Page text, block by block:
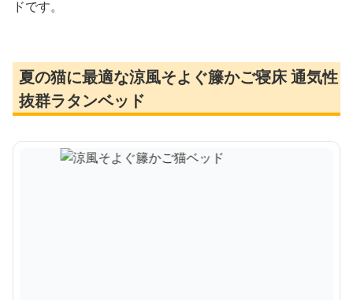
ドです。
夏の猫に最適な涼風そよぐ籐かご寝床 通気性
抜群ラタンベッド